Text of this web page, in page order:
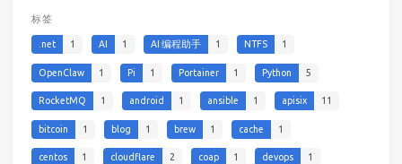
标签
.net 1 AI 1 AI 编程助手 1 NTFS 1
OpenClaw 1 Pi 1 Portainer 1 Python 5
RocketMQ 1 android 1 ansible 1 apisix 11
bitcoin 1 blog 1 brew 1 cache 1
centos 1 cloudflare 2 coap 1 devops 1